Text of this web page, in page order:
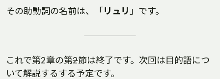
その助動詞の名前は、「 リュリ 」です。
これで第2章の第2節は終了です。次回は目的語につ
いて解説するする予定です。